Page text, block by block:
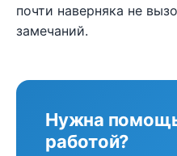
почти наверняка не
замечаний.
Нужна
работой?